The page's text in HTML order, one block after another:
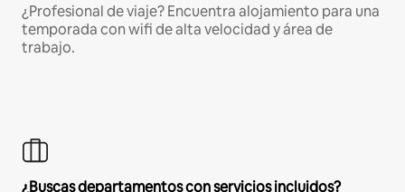
¿Profesional de viaje? Encuentra alojamiento para una
temporada con wifi de alta velocidad y área de
trabajo.
¿Buscas departamentos con servicios incluidos?